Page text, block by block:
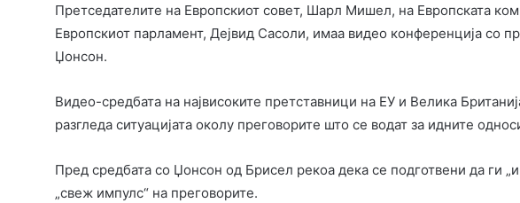
Претседателите на Европскиот совет, Шарл Мишел, на Европската
Европскиот парламент, Дејвид Сасоли, имаа видео конференција со
Џонсон.
Видео-средбата на највисоките претставници на ЕУ и Велика
разгледа ситуацијата околу преговорите што се водат за идните
Пред средбата со Џонсон од Брисел рекоа дека се подготвени да ги
„свеж импулс“ на преговорите.